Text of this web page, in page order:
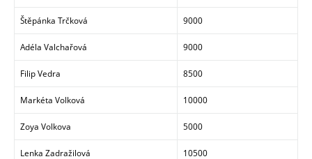
Štěpánka Trčková 9000
Adéla Valchařová 9000
Filip Vedra 8500
Markéta Volková 10000
Zoya Volkova 5000
Lenka Zadražilová 10500